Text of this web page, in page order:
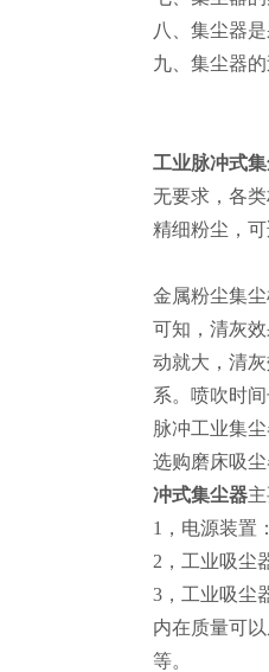
八、集尘器
九、集尘器
工业脉冲式
无要求，各
精细粉尘，
金属粉尘集
可知，清灰
动就大，清
系。喷吹时
脉冲工业集
选购磨床吸
冲式集尘器
1，电源装置
2，工业吸尘
3，工业吸尘
内在质量可
等。